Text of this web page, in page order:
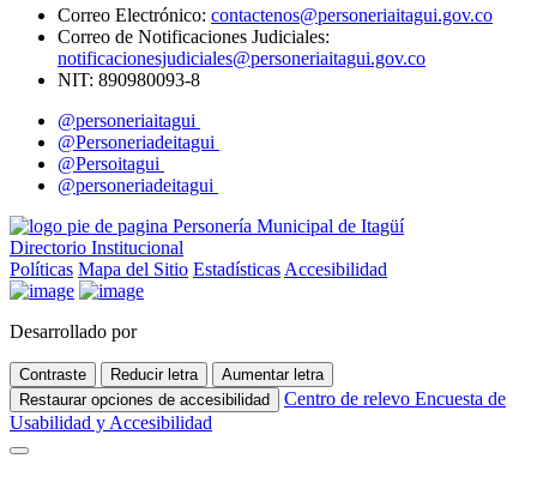
Correo Electrónico: contactenos@personeriaitagui.gov.co
Correo de Notificaciones Judiciales:
notificacionesjudiciales@personeriaitagui.gov.co
NIT: 890980093-8
@personeriaitagui
@Personeriadeitagui
@Persoitagui
@personeriadeitagui
Directorio Institucional
Políticas Mapa del Sitio Estadísticas Accesibilidad
Desarrollado por
Contraste Reducir letra
Aumentar letra
Restaurar opciones de accesibilidad
Centro de relevo Encuesta de
Usabilidad y Accesibilidad